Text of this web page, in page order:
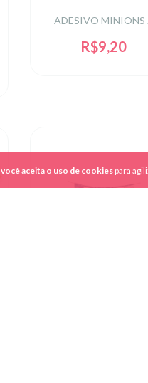
você aceita o uso de cookiespara
ADESIVO MINIONS
R$9,20